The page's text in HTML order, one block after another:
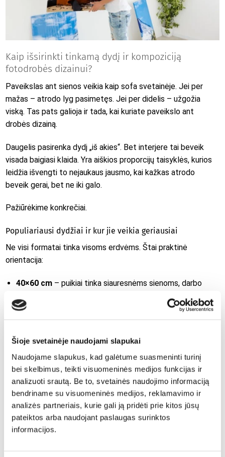
Šioje svetainėje naudojami slapukai
Naudojame slapukus, kad galėtume suasmeninti turinį
bei skelbimus, teikti visuomeninės medijos funkcijas ir
analizuoti srautą. Be to, svetainės naudojimo informaciją
bendriname su visuomeninės medijos, reklamavimo ir
analizės partneriais, kurie gali ją pridėti prie kitos jūsų
pateiktos arba naudojant paslaugas surinktos
informacijos.
Kaip išsirinkti tinkamą dydį ir kompoziciją
fotodrobės dizainui?
Paveikslas ant sienos veikia kaip sofa svetainėje. Jei per
mažas – atrodo lyg pasimetęs. Jei per didelis – užgožia
viską. Tas pats galioja ir tada, kai kuriate paveikslo ant
drobės dizainą.
Daugelis pasirenka dydį „iš akies“. Bet interjere tai beveik
visada baigiasi klaida. Yra aiškios proporcijų taisyklės, kurios
leidžia išvengti to nejaukaus jausmo, kai kažkas atrodo
beveik gerai, bet ne iki galo.
Pažiūrėkime konkrečiai.
Populiariausi dydžiai ir kur jie veikia geriausiai
Ne visi formatai tinka visoms erdvėms. Štai praktinė
orientacija:
40×60 cm – puikiai tinka siauresnėms sienoms, darbo
60×90 cm
– universaliausias variantas virš komodos ar 2
100×150 cm– ryškus akcentas virš 3 vietų sofos ar
lovos.
Auksinė taisyklė: paveikslo plotis turėtų sudaryti apie 60-
75% baldo pločio. Jei sofa 200 cm, idealus paveikslo plotis
būtų 120-150 cm.
Jei planuojate didelio formato spaudą virš 120 cm,
Priešingu atveju net gražiausia nuotrauka taps neryški.